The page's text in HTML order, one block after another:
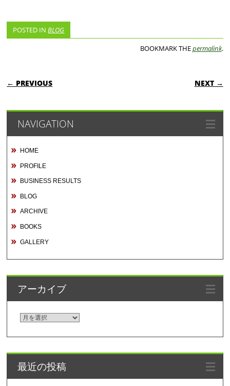
POSTED INBLOG
BOOKMARK THEpermalink.
POST NAVIGATION
← PREVIOUS NEXT →
NAVIGATION
HOME
PROFILE
BUSINESS RESULTS
BLOG
ARCHIVE
BOOKS
GALLERY
アーカイブ
ア
イ
ブ
最近の投稿